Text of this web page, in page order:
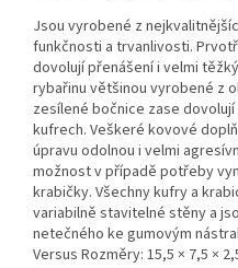
Jsou vyrobené z
funkčnosti a trvanlivosti.
dovolují přenášení i velmi
rybařinu většinou vyrobené z
zesílené bočnice zase
kufrech. Veškeré kovové
úpravu odolnou i velmi
možnost v případě potřeby
krabičky. Všechny kufry a
variabilně stavitelné stěny a
netečného ke gumovým
Versus Rozměry: 15,5 × 7,5 ×